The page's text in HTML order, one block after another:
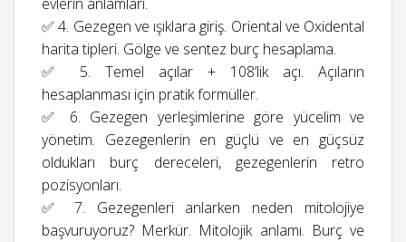
✅ 4. Gezegen ve ışıklara giriş. Oriental ve Oxidental
harita tipleri. Gölge ve sentez burç hesaplama.
✅ 5. Temel açılar + 108’lik açı. Açıların
hesaplanması için pratik formüller.
✅ 6. Gezegen yerleşimlerine göre yücelim ve
yönetim. Gezegenlerin en güçlü ve en güçsüz
oldukları burç dereceleri, gezegenlerin retro
pozisyonları.
✅ 7. Gezegenleri anlarken neden mitolojiye
başvuruyoruz? Merkür. Mitolojik anlamı. Burç ve